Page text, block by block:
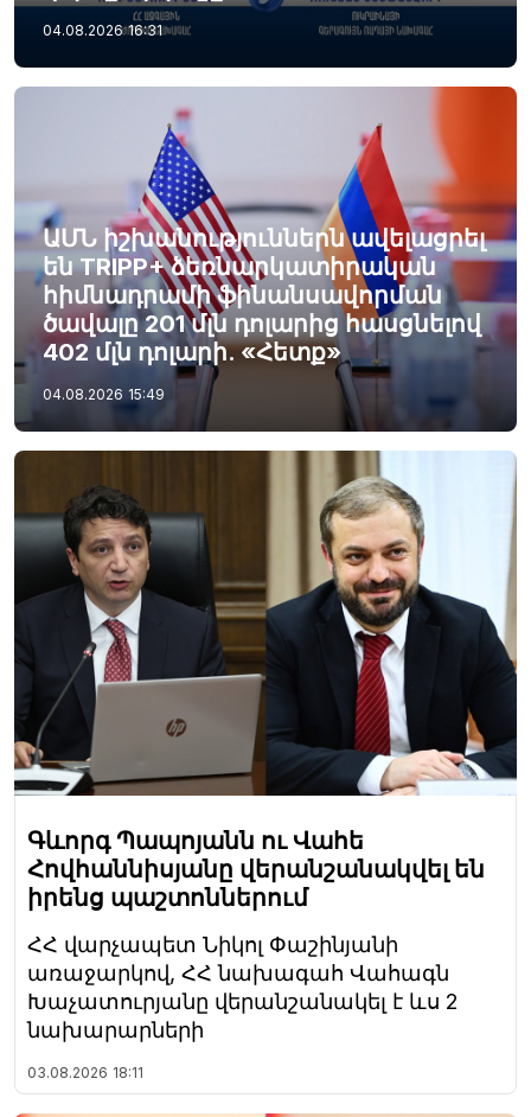
04.08.2026 16:31
ԱՄՆ իշխանություններն ավելացրել
են TRIPP+ ձեռնարկատիրական
հիմնադրամի ֆինանսավորման
ծավալը 201 մլն դոլարից հասցնելով
402 մլն դոլարի. «Հետք»
04.08.2026 15:49
Գևորգ Պապոյանն ու Վահե
Հովհաննիսյանը վերանշանակվել են
իրենց պաշտոններում
ՀՀ վարչապետ Նիկոլ Փաշինյանի
առաջարկով, ՀՀ նախագահ Վահագն
Խաչատուրյանը վերանշանակել է ևս 2
նախարարների
03.08.2026 18:11